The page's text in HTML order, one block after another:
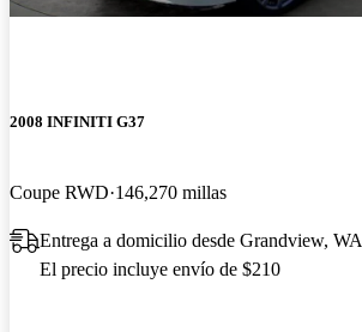
2008 INFINITI G37
Coupe RWD 146,270 millas
Entrega a domicilio desde Grandview, WA
El precio incluye envío de $210